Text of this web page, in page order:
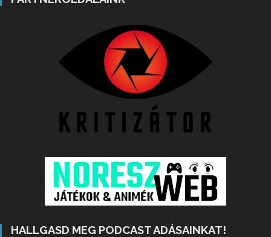
HALLGASD MEG PODCAST ADÁSAINKAT!